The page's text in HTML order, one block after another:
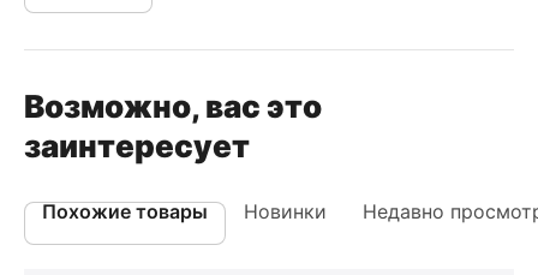
Возможно, вас это
заинтересует
Похожие товары Новинки Недавно